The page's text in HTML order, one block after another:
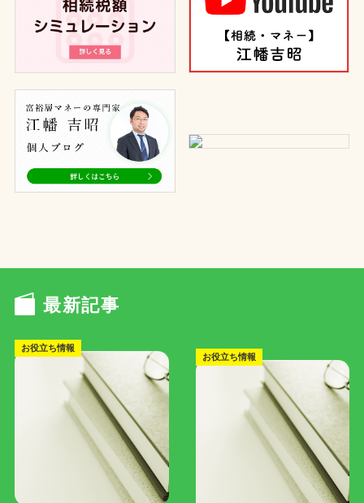
最新記事
お役立ち情報
お役立ち情報